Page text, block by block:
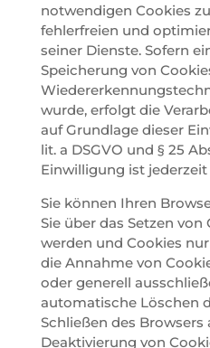
notwendigen Cookies
fehlerfreien und
seiner Dienste. Sofern
Speicherung von
wurde, erfolgt die
auf Grundlage dieser
lit. a DSGVO und § 25
Einwilligung ist
Sie können Ihren
Sie über das Setzen
werden und Cookies
die Annahme von
oder generell
automatische Löschen
Schließen des Browsers
Deaktivierung von